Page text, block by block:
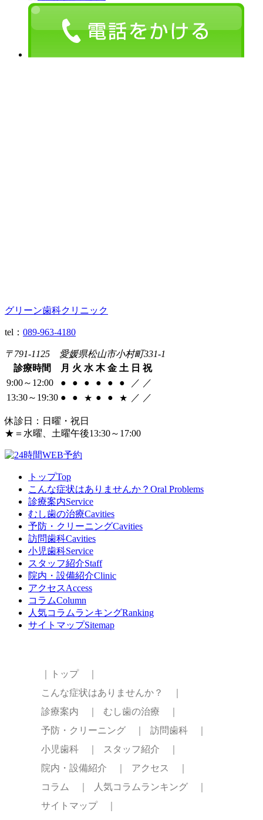
グリーン歯科クリニック
tel： 089-963-4180
〒791-1125 愛媛県松山市小村町331-1
診療時間
月 火 水 木 金 土 日 祝
9:00～12:00
● ● ● ● ● ● ／ ／
13:30～19:30 ● ● ★ ● ● ★ ／ ／
休診日：日曜・祝日
★ ＝水曜、土曜午後13:30～17:00
トップTop
こんな症状はありませんか？ Oral Problems
診療案内Service
むし歯の治療Cavities
予防・クリーニングCavities
訪問歯科Cavities
小児歯科Service
スタッフ紹介Staff
院内・設備紹介Clinic
アクセスAccess
コラムColumn
人気コラムランキングRanking
サイトマップSitemap
｜トップ ｜
こんな症状はありませんか？ ｜
診療案内 ｜
むし歯の治療 ｜
予防・クリーニング ｜
訪問歯科 ｜
小児歯科 ｜
スタッフ紹介 ｜
院内・設備紹介 ｜
アクセス ｜
コラム ｜
人気コラムランキング ｜
サイトマップ ｜